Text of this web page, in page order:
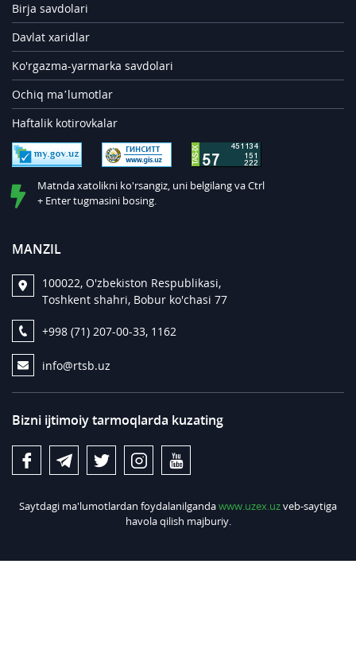
Birja savdolari
Davlat xaridlar
Ko'rgazma-yarmarka savdolari
Ochiq ma’lumotlar
Haftalik kotirovkalar
Matnda xatolikni ko'rsangiz, uni belgilang va Ctrl
+ Enter tugmasini bosing.
MANZIL
100022, O'zbekiston Respublikasi,
Toshkent shahri, Bobur ko'chasi 77
+998 (71) 207-00-33, 1162
info@rtsb.uz
Bizni ijtimoiy tarmoqlarda kuzating
Saytdagi ma'lumotlardan foydalanilgandawww.uzex.uzveb-saytiga
havola qilish majburiy.